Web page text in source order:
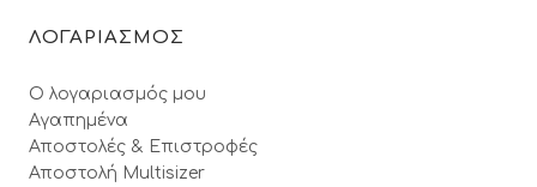
ΛΟΓΑΡΙΑΣΜΟΣ
Ο λογαριασμός μου
Αγαπημένα
Αποστολές & Επιστροφές
Αποστολή Multisizer